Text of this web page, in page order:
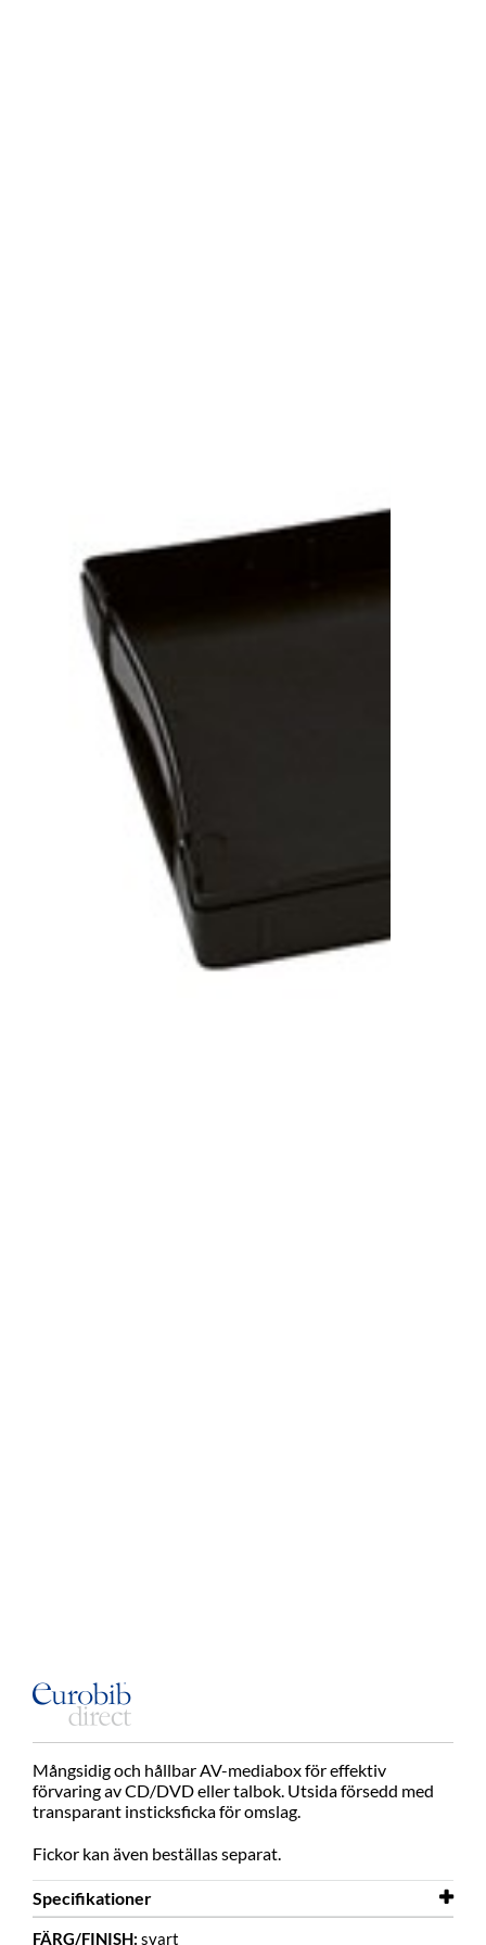
Mångsidig och hållbar AV-mediabox för effektiv
förvaring av CD/DVD eller talbok. Utsida försedd med
transparant insticksficka för omslag.
Fickor kan även beställas separat.
Specifikationer
FÄRG/FINISH: svart